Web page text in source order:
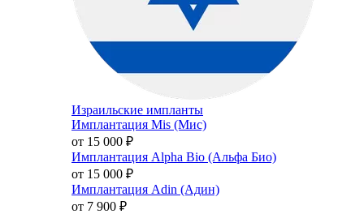
Израильские импланты
Имплантация Mis (Мис)
от 15 000 ₽
Имплантация Alpha Bio (Альфа Био)
от 15 000 ₽
Имплантация Adin (Адин)
от 7 900 ₽